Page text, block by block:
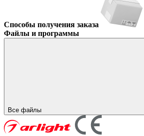
Способы получения заказа
Файлы и программы
Все файлы